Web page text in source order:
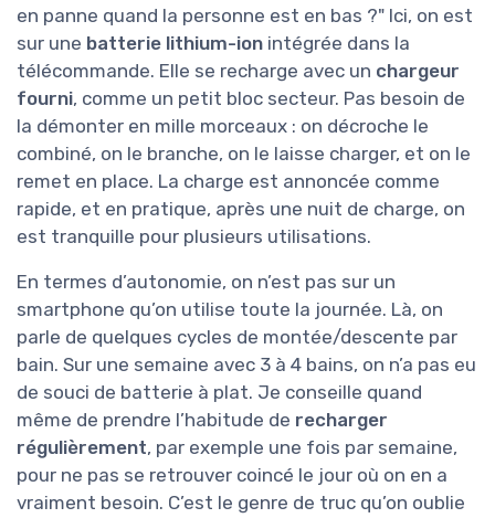
en panne quand la personne est en bas ?" Ici, on est
sur une batterie lithium-ion intégrée dans la
télécommande. Elle se recharge avec un chargeur
fourni, comme un petit bloc secteur. Pas besoin de
la démonter en mille morceaux : on décroche le
combiné, on le branche, on le laisse charger, et on le
remet en place. La charge est annoncée comme
rapide, et en pratique, après une nuit de charge, on
est tranquille pour plusieurs utilisations.
En termes d’autonomie, on n’est pas sur un
smartphone qu’on utilise toute la journée. Là, on
parle de quelques cycles de montée/descente par
bain. Sur une semaine avec 3 à 4 bains, on n’a pas eu
de souci de batterie à plat. Je conseille quand
même de prendre l’habitude de recharger
régulièrement, par exemple une fois par semaine,
pour ne pas se retrouver coincé le jour où on en a
vraiment besoin. C’est le genre de truc qu’on oublie